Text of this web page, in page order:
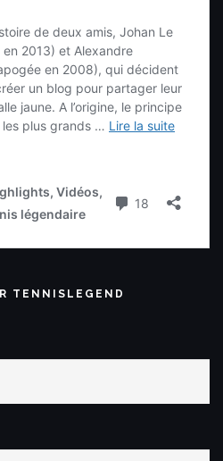
TENNISLEGEND